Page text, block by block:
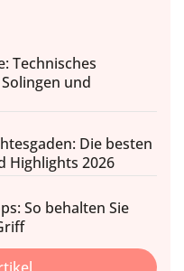
Technisches
und
Die besten
Highlights 2026
So behalten Sie